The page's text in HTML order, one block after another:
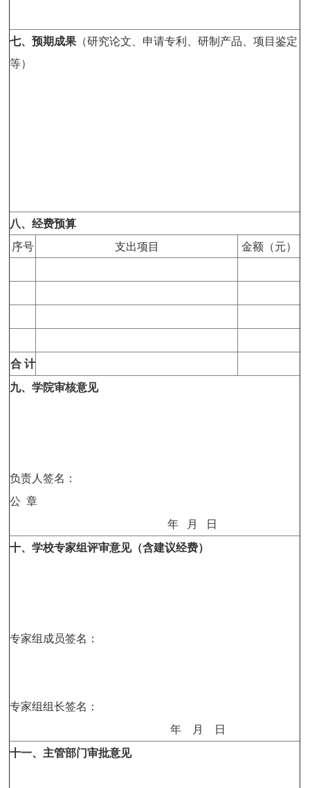
七、预期成果 （研究论文、申请专利、研制产品、项目鉴定
等）
八、经费预算
序号
支出项目 金额（元）
合 计
九、学院审核意见
负责人签名：
公 章
年
月
日
十、学校专家组评审意见（含建议经费）
专家组成员签名：
专家组组长签名：
年
月
日
十一、主管部门审批意见